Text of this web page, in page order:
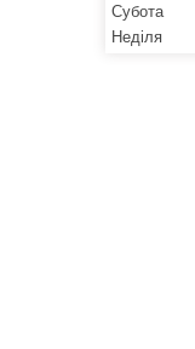
Субота
Неділя